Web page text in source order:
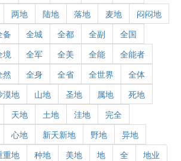
两地 陆地 落地 麦地
闷闷地
备 全城 全都 全副
全国
境 全军 全美 全能
全能者
然 全身 全省 全世界
全体
漠地 山地 圣地 属地
死地
天地 土地 洼地
完全
心地 新天新地 野地
异地
重地 种地 美地 地 全
地业